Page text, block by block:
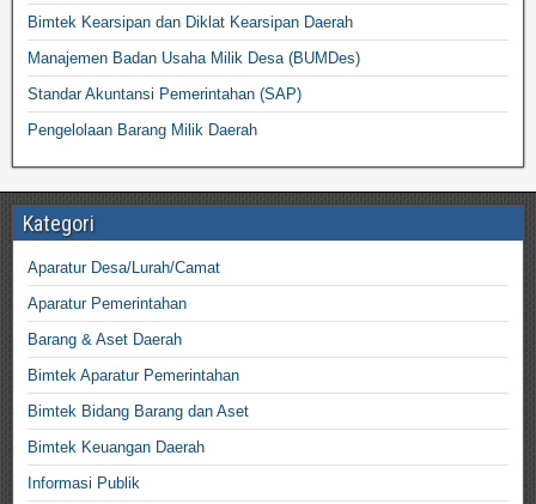
Bimtek Kearsipan dan Diklat Kearsipan Daerah
Manajemen Badan Usaha Milik Desa (BUMDes)
Standar Akuntansi Pemerintahan (SAP)
Pengelolaan Barang Milik Daerah
Kategori
Aparatur Desa/Lurah/Camat
Aparatur Pemerintahan
Barang & Aset Daerah
Bimtek Aparatur Pemerintahan
Bimtek Bidang Barang dan Aset
Bimtek Keuangan Daerah
Informasi Publik